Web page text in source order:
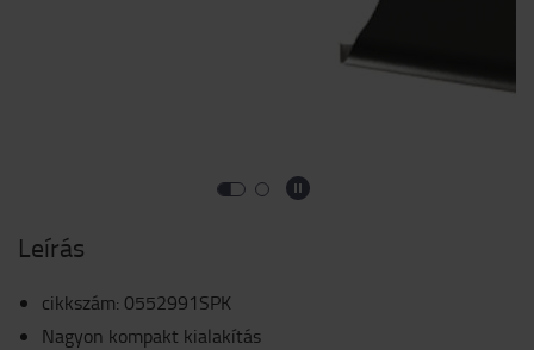
Leírás
cikkszám: 0552991SPK
Nagyon kompakt kialakítás